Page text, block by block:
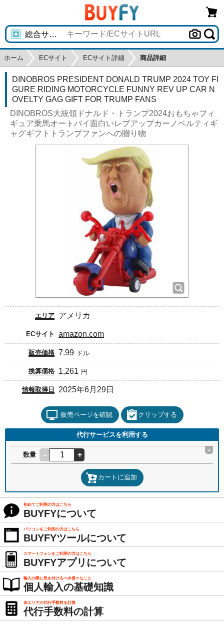
ホーム ECサイト ECサイト詳細 商品詳細
DINOBROS PRESIDENT DONALD TRUMP 2024 TOY FI
GURE RIDING MOTORCYCLE FUNNY REV UP CAR N
OVELTY GAG GIFT FOR TRUMP FANS
DINOBROS大統領ドナルド・トランプ2024おもちゃフィ
ギュア乗馬オートバイ面白いレブアップカーノベルティギ
ャグギフトトランプファンへの贈り物
エリア アメリカ
ECサイト amazon.com
販売価格 7.99 ドル
換算価格 1,261 円
情報取得日 2025年6月29日
販売ページを確認 クリップする
代行サービスを利用する
数量 - +
+
カートに追加
初めてご利用の方はこちら
BUYFYについて
パソコンをご利用の方はこちら
BUYFYツールについて
スマートフォンをご利用の方はこちら
BUYFYアプリについて
輸入の際に気を付けるべき様々なこと
個人輸入の基礎知識
各エリアの代行手数料を計算
代行手数料の計算